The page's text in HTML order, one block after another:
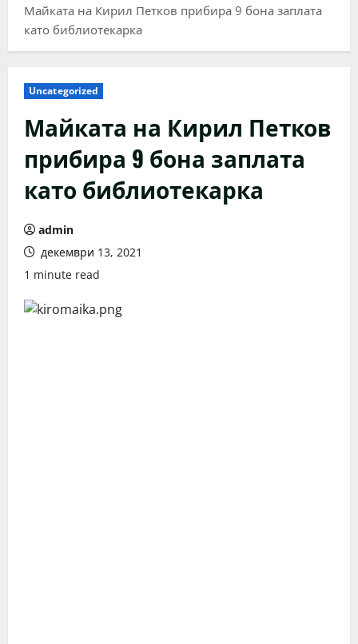
Майката на Кирил Петков прибира 9 бона заплата
като библиотекарка
Uncategorized
Майката на Кирил Петков
прибира 9 бона заплата
като библиотекарка
admin
декември 13, 2021
1 minute read